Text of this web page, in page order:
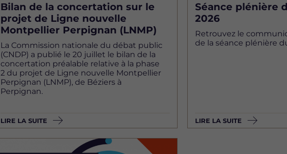
Bilan de la concertation sur le
projet de Ligne nouvelle
Montpellier Perpignan (LNMP)
La Commission nationale du débat public
(CNDP) a publié le 20 juillet le bilan de la
concertation préalable relative à la phase
2 du projet de Ligne nouvelle Montpellier
Perpignan (LNMP), de Béziers à
Perpignan.
LIRE LA SUITE
Séance plénière
2026
Retrouvez le
de la séance plénière
LIRE LA SUITE